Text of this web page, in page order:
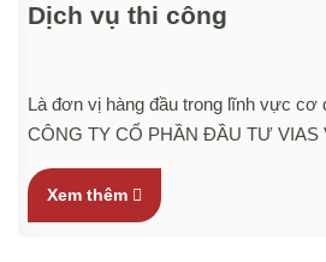
Dịch vụ thi công
Là đơn vị hàng đầu trong lĩnh vực cơ
CÔNG TY CỔ PHẦN ĐẦU TƯ VIAS
dịch vụ sửa chữa, cải tạo và thi công
hòa nhà xưởng với quy trình chuẩn
lượng, tiến độ và sự hài lòng tuyệt đối
Xem thêm